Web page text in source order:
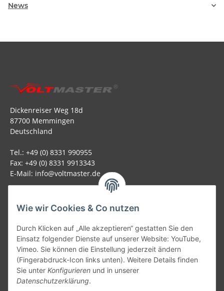
Wie wir Cookies & Co nutzen
Durch Klicken auf „Alle akzeptieren“ gestatten Sie den
Einsatz folgender Dienste auf unserer Website: YouTube,
Vimeo. Sie können die Einstellung jederzeit ändern
(Fingerabdruck-Icon links unten). Weitere Details finden
Sie unter Konfigurieren und in unserer
Datenschutzerklärung.
News
Dickenreiser Weg 18d
87700 Memmingen
Deutschland
Tel.: +49 (0) 8331 990955
Fax: +49 (0) 8331 9913343
E-Mail: info@voltmaster.de
Allgemein
Teil unseres Netzwerks:
SmoliTec - Safety. Simplified. Worldwide. ( B2B Shop )